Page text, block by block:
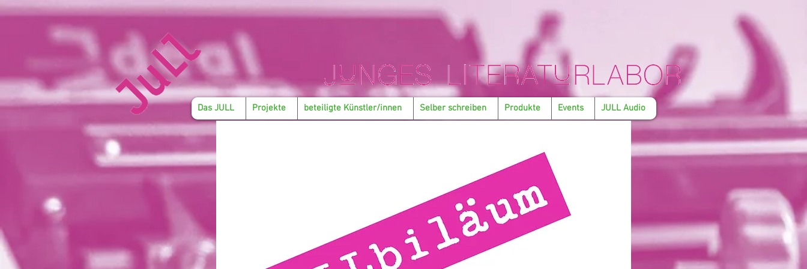
Das JULL Projekte beteiligte Künstler/innen Selber schreiben Produkte Events JULL Audio